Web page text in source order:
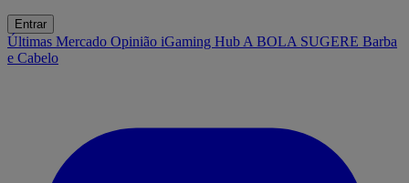
Entrar
Últimas Mercado Opinião iGaming Hub A BOLA SUGERE Barba
e Cabelo